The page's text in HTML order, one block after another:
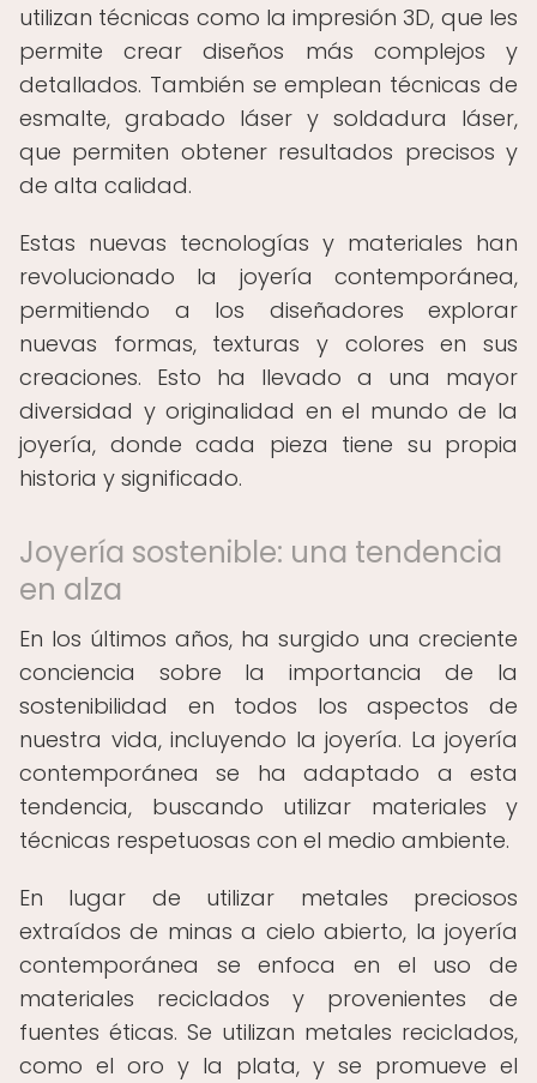
utilizan técnicas como la impresión 3D, que les
permite crear diseños más complejos y
detallados. También se emplean técnicas de
esmalte, grabado láser y soldadura láser,
que permiten obtener resultados precisos y
de alta calidad.
Estas nuevas tecnologías y materiales han
revolucionado la joyería contemporánea,
permitiendo a los diseñadores explorar
nuevas formas, texturas y colores en sus
creaciones. Esto ha llevado a una mayor
diversidad y originalidad en el mundo de la
joyería, donde cada pieza tiene su propia
historia y significado.
Joyería sostenible: una tendencia
en alza
En los últimos años, ha surgido una creciente
conciencia sobre la importancia de la
sostenibilidad en todos los aspectos de
nuestra vida, incluyendo la joyería. La joyería
contemporánea se ha adaptado a esta
tendencia, buscando utilizar materiales y
técnicas respetuosas con el medio ambiente.
En lugar de utilizar metales preciosos
extraídos de minas a cielo abierto, la joyería
contemporánea se enfoca en el uso de
materiales reciclados y provenientes de
fuentes éticas. Se utilizan metales reciclados,
como el oro y la plata, y se promueve el